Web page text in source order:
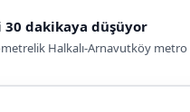
dakikaya düşüyor
Halkalı-Arnavutköy